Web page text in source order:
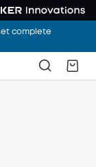
complete